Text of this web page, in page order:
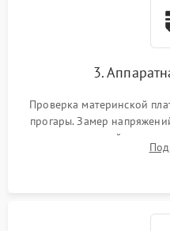
3.
Проверка материнской
прогары. Замер
оперативной памяти
диагностического ПО для